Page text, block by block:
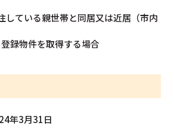
している親世帯と同居又は近居（市内
録物件を取得する場合
年3月31日